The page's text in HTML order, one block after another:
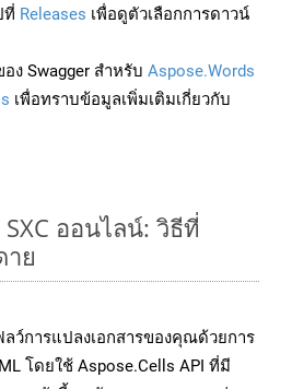
ที่ Releases เพื่อดูตัวเลือกการดาวน์
ง Swagger สำหรับ Aspose.Words
เพื่อทราบข้อมูลเพิ่มเติมเกี่ยวกับ
ออนไลน์: วิธีที่
าย
ลว์การแปลงเอกสารของคุณด้วยการ
โดยใช้ Aspose.Cells API ที่มี